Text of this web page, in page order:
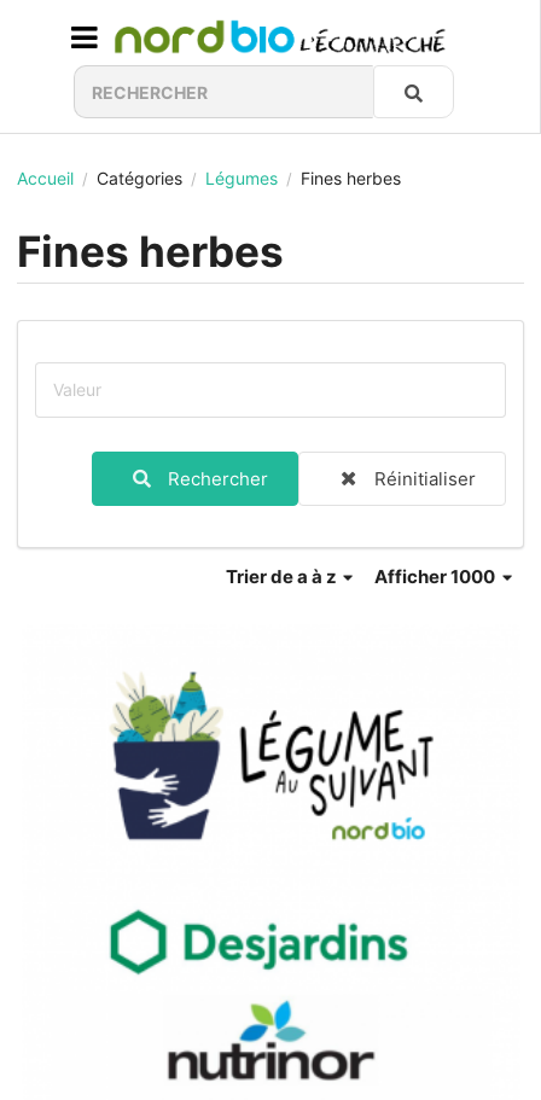
Accueil / Catégories / Légumes / Fines herbes
Fines herbes
Rechercher Réinitialiser
Afficher 1000
Trierde a à z